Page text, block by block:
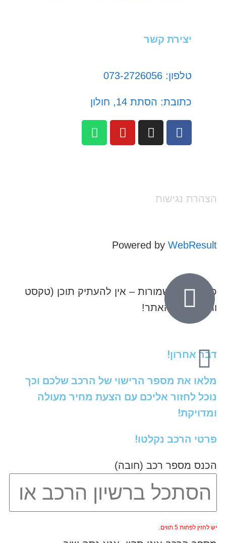
יצירת קשר
טלפון: 073-2726056
כתובת: הסתת 14, חולון
הצהרת נגישות
Powered byWebResult
כל הזכויות שמורות – אין להעתיק תוכן (טקסט
ותמונות) מהאתר!
דבר אחרון!
מלאו את מספר הרישוי של הרכב שלכם וכך
נוכל לחזור אליכם עם הצעת מחיר מעולה
ומדויקת!
פרטי הרכב נקלטו!
הכנס מספר רכב (חובה)
יש להזין לפחות 5 תווים.